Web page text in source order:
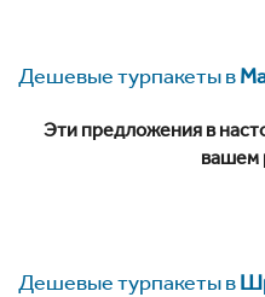
Дешевые турпакеты в
Эти предложения в
вашем
Дешевые турпакеты в